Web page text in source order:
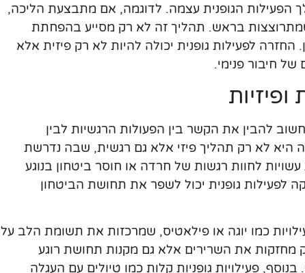
הגופנית עצמה. לדוגמה, אם מתבצעת הליכה,
בראש. תהליך זה לא רק מסייע בהפחתת
לפעילות גופנית יכולה להיות לא רק פיזית אלא
חיבור פנימי.
להבין את הקשר בין הפעולות הרגשיות לבין
היא לא רק תהליך פיזי אלא גם רגשית, שבה נדרשת
לחוות רגשות של חרדה או חוסר ביטחון בנוגע
לפעילות גופנית יכול לשפר את תחושת הביטחון
כמו יוגה או פילאטיס, שמרכזות את תשומת הלב על
מחזקות את השרירים אלא גם מקנות תחושת רוגע
פעילויות גופניות קלות כמו טיולים עם העגלה